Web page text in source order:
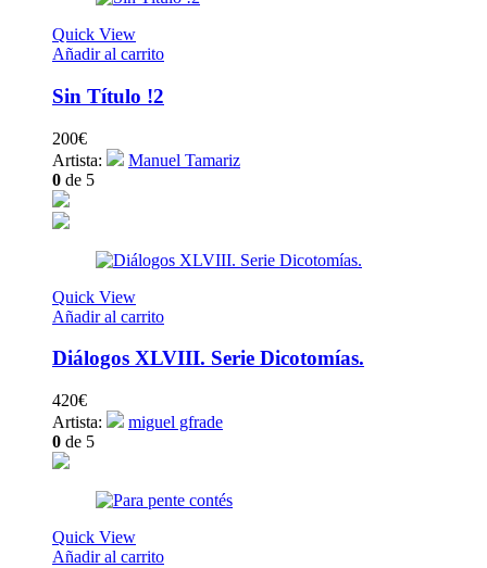
Quick View
Añadir al carrito
Sin Título !2
200€
Artista:
Manuel Tamariz
0 de 5
Quick View
Añadir al carrito
Diálogos XLVIII. Serie Dicotomías.
420€
Artista:
miguel gfrade
0 de 5
Quick View
Añadir al carrito